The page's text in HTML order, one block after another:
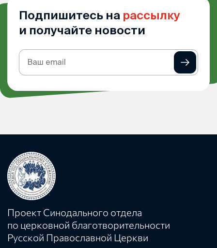
Подпишитесь на рассылку
и получайте новости
Подписка
на
Проект Синодального отдела
по церковной благотворительности
Русской Православной Церкви